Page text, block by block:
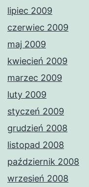
lipiec 2009
czerwiec 2009
maj 2009
kwiecień 2009
marzec 2009
luty 2009
styczeń 2009
grudzień 2008
listopad 2008
październik 2008
wrzesień 2008